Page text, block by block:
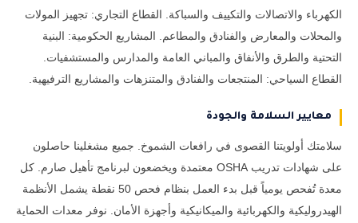
الكهرباء والاتصالات والتكييف والسباكة. القطاع التجاري: تجهيز المولات
والمحلات والمعارض والفنادق والمطاعم. المشاريع الحكومية: البنية
التحتية والطرق والأنفاق والمباني العامة والمدارس والمستشفيات.
القطاع السياحي: المنتجعات والفنادق والمتنزهات والمشاريع الترفيهية.
معايير السلامة والجودة
سلامتك أولويتنا القصوى في رافعات الشموخ. جميع مشغلينا حاصلون
على شهادات تدريب OSHA معتمدة ويخضعون لبرنامج تأهيل صارم. كل
معدة تُفحص يومياً قبل بدء العمل بنظام فحص 50 نقطة يشمل الأنظمة
الهيدروليكية والكهربائية والميكانيكية وأجهزة الأمان. نوفر معدات الحماية